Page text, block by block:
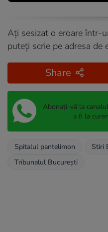
Ați sesizat o eroare într-
puteți scrie pe adresa de
Share
Abonați-vă la
a fi la
Spitalul pantelimon
Stiri
Tribunalul București